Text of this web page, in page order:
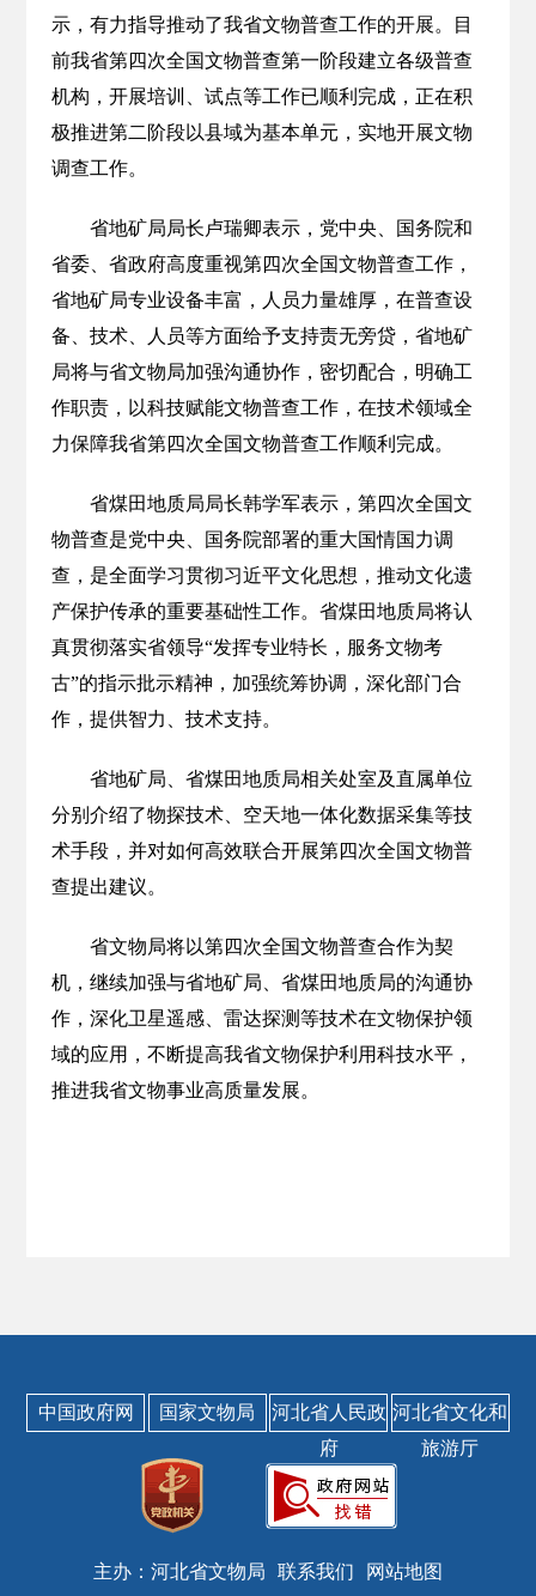
示，有力指导推动了我省文物普查工作的开展。目
前我省第四次全国文物普查第一阶段建立各级普查
机构，开展培训、试点等工作已顺利完成，正在积
极推进第二阶段以县域为基本单元，实地开展文物
调查工作。
省地矿局局长卢瑞卿表示，党中央、国务院和
省委、省政府高度重视第四次全国文物普查工作，
省地矿局专业设备丰富，人员力量雄厚，在普查设
备、技术、人员等方面给予支持责无旁贷，省地矿
局将与省文物局加强沟通协作，密切配合，明确工
作职责，以科技赋能文物普查工作，在技术领域全
力保障我省第四次全国文物普查工作顺利完成。
省煤田地质局局长韩学军表示，第四次全国文
物普查是党中央、国务院部署的重大国情国力调
查，是全面学习贯彻习近平文化思想，推动文化遗
产保护传承的重要基础性工作。省煤田地质局将认
真贯彻落实省领导“发挥专业特长，服务文物考
古”的指示批示精神，加强统筹协调，深化部门合
作，提供智力、技术支持。
省地矿局、省煤田地质局相关处室及直属单位
分别介绍了物探技术、空天地一体化数据采集等技
术手段，并对如何高效联合开展第四次全国文物普
查提出建议。
省文物局将以第四次全国文物普查合作为契
机，继续加强与省地矿局、省煤田地质局的沟通协
作，深化卫星遥感、雷达探测等技术在文物保护领
域的应用，不断提高我省文物保护利用科技水平，
推进我省文物事业高质量发展。
中国政府网 国家文物局
河北省人民政
府
河北省文化和
旅游厅
主办：河北省文物局 联系我们 网站地图